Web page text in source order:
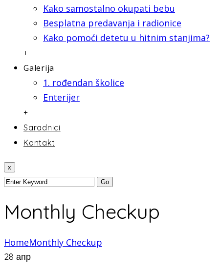
Kako samostalno okupati bebu
Besplatna predavanja i radionice
Kako pomoći detetu u hitnim stanjima?
+
Galerija
1. rođendan školice
Enterijer
+
Saradnici
Kontakt
x
Monthly Checkup
HomeMonthly Checkup
28 апр